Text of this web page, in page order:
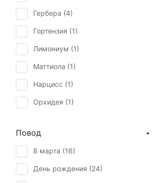
Гербера (4)
Гортензия (1)
Лимониум (1)
Маттиола (1)
Нарцисс (1)
Орхидея (1)
Роза (
Роза кустовая (
Ромашка (7)
Повод
8 марта (16)
День рождения (24)